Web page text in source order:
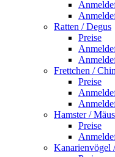
Ratten / Degus
Preise
Frettchen /
Preise
Hamster /
Preise
Kanarienvögel